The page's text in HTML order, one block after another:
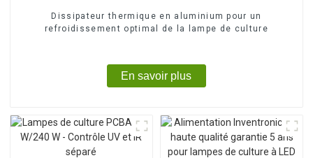
Dissipateur thermique en aluminium pour un
refroidissement optimal de la lampe de culture
En savoir plus